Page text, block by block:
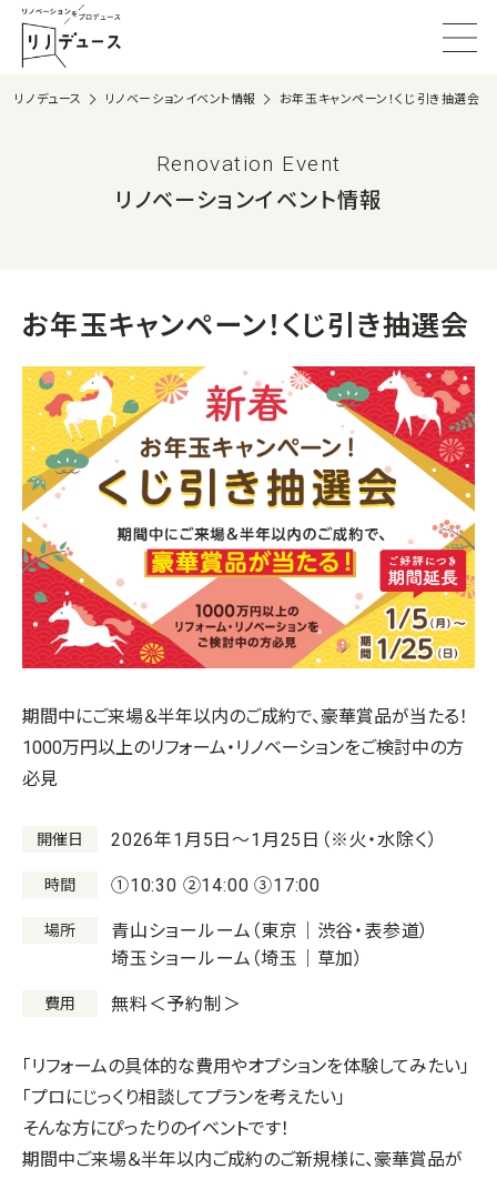
リノデュース リノベーションイベント情報 お年玉キャンペーン！くじ引き抽選会
Renovation Event
リノベーションイベント情報
お年玉キャンペーン！くじ引き抽選会
期間中にご来場＆半年以内のご成約で、豪華賞品が当たる！
1000万円以上のリフォーム・リノベーションをご検討中の方
必見
開催日 2026年1月5日～1月25日（※火・水除く）
時間 ①10:30 ②14:00 ③17:00
場所
青山ショールーム（東京｜渋谷・表参道）
埼玉ショールーム（埼玉｜草加）
費用 無料＜予約制＞
「リフォームの具体的な費用やオプションを体験してみたい」
「プロにじっくり相談してプランを考えたい」
そんな方にぴったりのイベントです！
期間中ご来場＆半年以内ご成約のご新規様に、豪華賞品が